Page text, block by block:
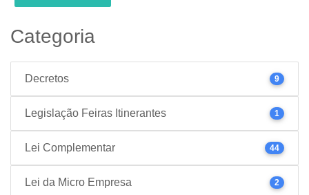
Categoria
Decretos 9
Legislação Feiras Itinerantes 1
Lei Complementar 44
Lei da Micro Empresa 2